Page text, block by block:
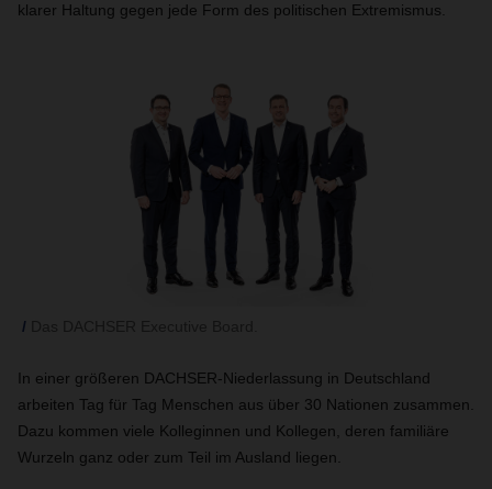
klarer Haltung gegen jede Form des politischen Extremismus.
In einer größeren DACHSER-Niederlassung in Deutschland
arbeiten Tag für Tag Menschen aus über 30 Nationen zusammen.
Dazu kommen viele Kolleginnen und Kollegen, deren familiäre
Wurzeln ganz oder zum Teil im Ausland liegen.